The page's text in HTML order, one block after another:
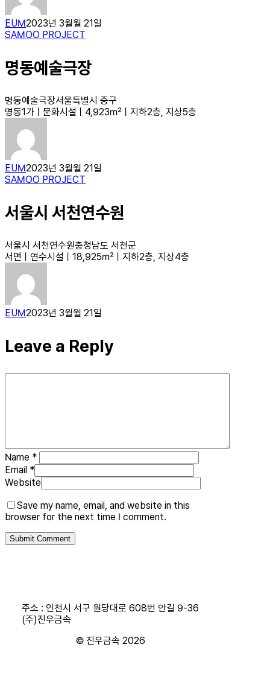
EUM2023년 3월월 21일
SAMOO PROJECT
명동예술극장
명동예술극장서울특별시 중구
명동1가ㅣ문화시설ㅣ4,923㎡ㅣ지하2층, 지상5층
EUM2023년 3월월 21일
SAMOO PROJECT
서울시 서천연수원
서울시 서천연수원충청남도 서천군
서면ㅣ연수시설ㅣ18,925㎡ㅣ지하2층, 지상4층
EUM2023년 3월월 21일
Leave a Reply
Name *
Email *
Website
Save my name, email, and website in this
browser for the next time I comment.
주소 : 인천시 서구 원당대로 608번 안길 9-36
(주)진우금속
© 진우금속 2026